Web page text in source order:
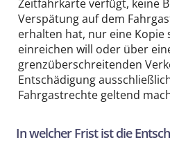
Zeitfahrkarte verfügt, keine
Verspätung auf dem
erhalten hat, nur eine Kopie
einreichen will oder über
grenzüberschreitenden
Entschädigung
Fahrgastrechte geltend
In welcher Frist ist die